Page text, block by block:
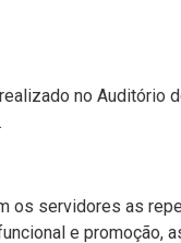
no Auditório
.
os servidores as
e promoção,